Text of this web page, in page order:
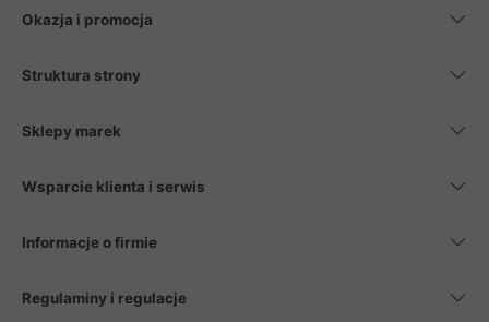
Okazja i promocja
Struktura strony
Sklepy marek
Wsparcie klienta i serwis
Informacje o firmie
Regulaminy i regulacje